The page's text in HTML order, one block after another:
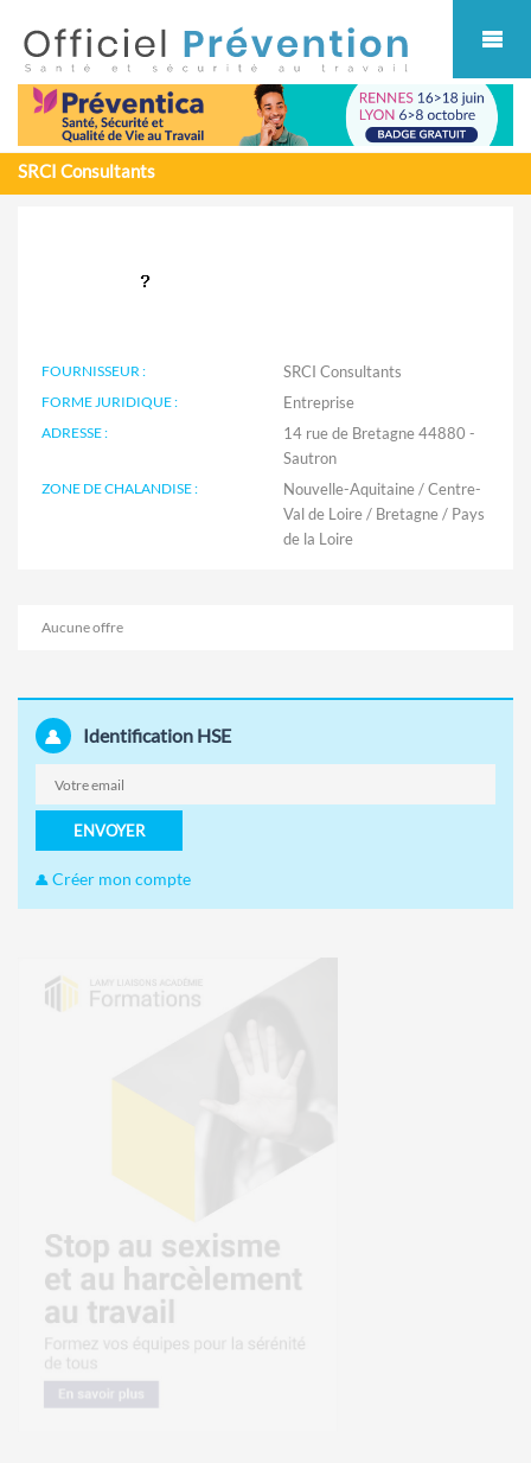
SRCI Consultants
FOURNISSEUR : SRCI Consultants
FORME JURIDIQUE : Entreprise
ADRESSE :
14 rue de Bretagne 44880 -
Sautron
ZONE DE CHALANDISE :
Nouvelle-Aquitaine / Centre-
Val de Loire / Bretagne / Pays
de la Loire
Aucune offre
Identification HSE
ENVOYER
Créer mon compte